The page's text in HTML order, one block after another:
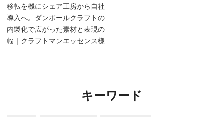
移転を機にシェア工房から自社
導入へ。ダンボールクラフトの
内製化で広がった素材と表現の
幅｜クラフトマンエッセンス様
キーワード